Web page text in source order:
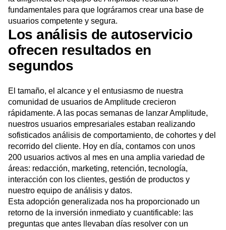
fundamentales para que lográramos crear una base de
usuarios competente y segura.
Los análisis de autoservicio
ofrecen resultados en
segundos
El tamaño, el alcance y el entusiasmo de nuestra
comunidad de usuarios de Amplitude crecieron
rápidamente. A las pocas semanas de lanzar Amplitude,
nuestros usuarios empresariales estaban realizando
sofisticados análisis de comportamiento, de cohortes y del
recorrido del cliente. Hoy en día, contamos con unos
200 usuarios activos al mes en una amplia variedad de
áreas: redacción, marketing, retención, tecnología,
interacción con los clientes, gestión de productos y
nuestro equipo de análisis y datos.
Esta adopción generalizada nos ha proporcionado un
retorno de la inversión inmediato y cuantificable: las
preguntas que antes llevaban días resolver con un